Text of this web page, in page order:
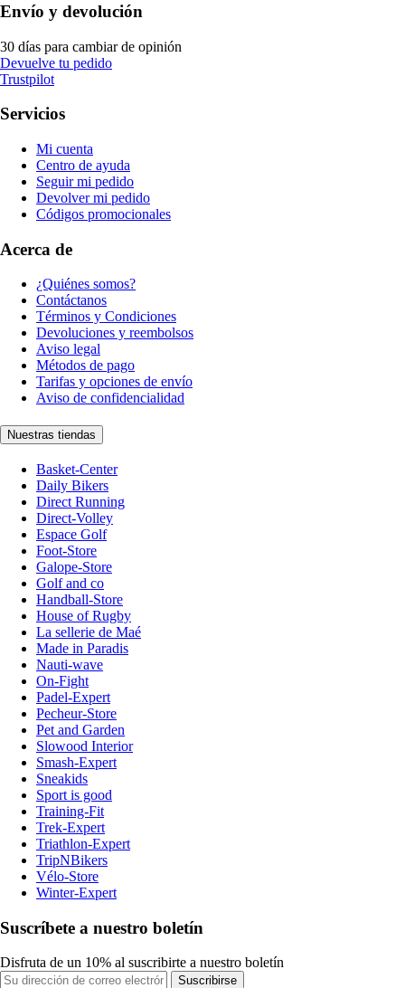
Envío y devolución
30 días para cambiar de opinión
Devuelve tu pedido
Trustpilot
Servicios
Mi cuenta
Centro de ayuda
Seguir mi pedido
Devolver mi pedido
Códigos promocionales
Acerca de
¿Quiénes somos?
Contáctanos
Términos y Condiciones
Devoluciones y reembolsos
Aviso legal
Métodos de pago
Tarifas y opciones de envío
Aviso de confidencialidad
Nuestras tiendas
Basket-Center
Daily Bikers
Direct Running
Direct-Volley
Espace Golf
Foot-Store
Galope-Store
Golf and co
Handball-Store
House of Rugby
La sellerie de Maé
Made in Paradis
Nauti-wave
On-Fight
Padel-Expert
Pecheur-Store
Pet and Garden
Slowood Interior
Smash-Expert
Sneakids
Sport is good
Training-Fit
Trek-Expert
Triathlon-Expert
TripNBikers
Vélo-Store
Winter-Expert
Suscríbete a nuestro boletín
Disfruta de un 10% al suscribirte a nuestro boletín
Suscribirse